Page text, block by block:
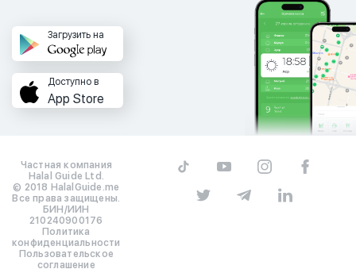
Загрузить на
Доступно в
App Store
Частная компания
Halal Guide Ltd.
© 2018 HalalGuide.me
Все права защищены.
БИН/ИИН
210240900176
Политика
конфиденциальности
Пользовательское
соглашение